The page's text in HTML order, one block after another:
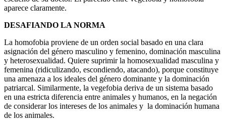
aparece claramente.
DESAFIANDO LA NORMA
La homofobia proviene de un orden social basado en una clara
asignación del género masculino y femenino, dominación masculina
y heterosexualidad. Quiere suprimir la homosexualidad masculina y
femenina (ridiculizando, escondiendo, atacando), porque constituye
una amenaza a los ideales del género dominante y la dominación
patriarcal. Similarmente, la vegefobia deriva de un sistema basado
en una estricta diferencia entre animales y humanos, en la negación
de considerar los intereses de los animales y la dominación humana
de los animales.